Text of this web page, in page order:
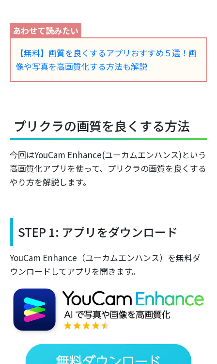
【無料】画質を良くするアプリおすすめ５選！画
像や写真を高画質化する方法も解説
プリクラの画質を良くする方法
今回はYouCam Enhance(ユーカムエンハンス)という
高画質化アプリを使って、プリクラの画質を良くする
やり方を解説します。
STEP 1: アプリをダウンロード
YouCam Enhance（ユーカムエンハンス）を無料ダ
ウンロードしてアプリを開きます。